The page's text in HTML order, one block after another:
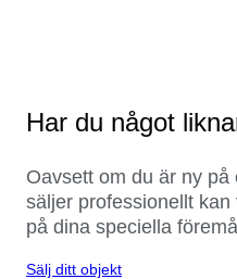
Har du något
Oavsett om du är ny
säljer professionellt
på dina speciella
Sälj ditt objekt